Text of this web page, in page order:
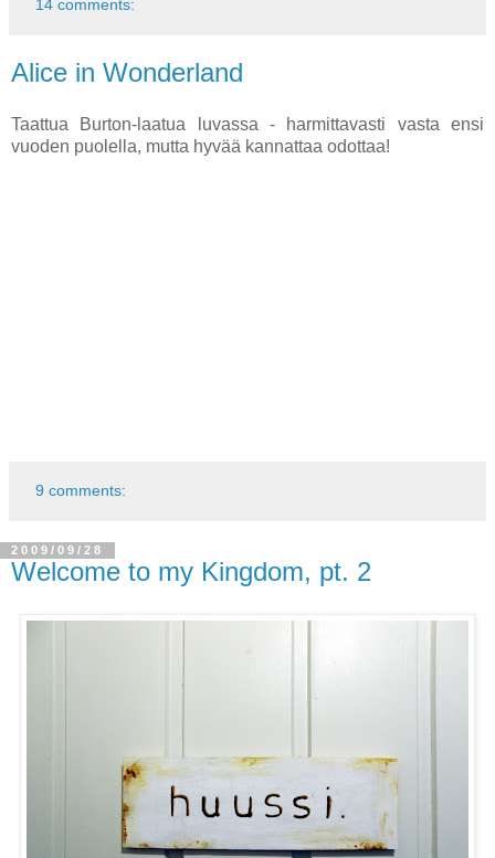
14 comments:
Alice in Wonderland
Taattua Burton-laatua luvassa - harmittavasti vasta ensi
vuoden puolella, mutta hyvää kannattaa odottaa!
9 comments:
2009/09/28
Welcome to my Kingdom, pt. 2